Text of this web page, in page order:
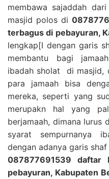
membawa sajaddah
masjid polos di
terbagus di pebayuran,
lengkap[I dengan garis
membantu bagi
ibadah sholat di masjid,
para jamaah bisa
mereka, seperti yang
merupakn hal yang
berjamaah, dimana lurus
syarat sempurnanya
dengan adanya garis
087877691539 daftar
pebayuran, Kabupaten